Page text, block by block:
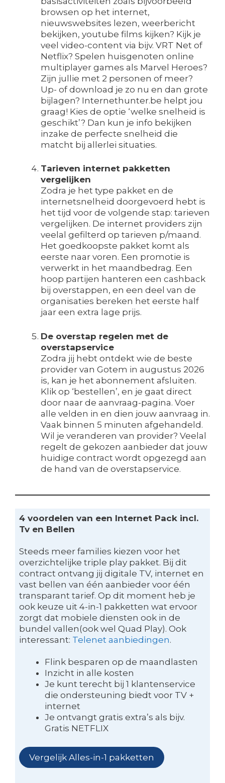
browsen op het internet,
nieuwswebsites lezen, weerbericht
bekijken, youtube films kijken? Kijk je
veel video-content via bijv. VRT Net of
Netflix? Spelen huisgenoten online
multiplayer games als Marvel Heroes?
Zijn jullie met 2 personen of meer?
Up- of download je zo nu en dan grote
bijlagen? Internethunter.be helpt jou
graag! Kies de optie ‘welke snelheid is
geschikt’? Dan kun je info bekijken
inzake de perfecte snelheid die
matcht bij allerlei situaties.
Tarieven internet pakketten
vergelijken
Zodra je het type pakket en de
internetsnelheid doorgevoerd hebt is
het tijd voor de volgende stap: tarieven
vergelijken. De internet providers zijn
veelal gefilterd op tarieven p/maand.
Het goedkoopste pakket komt als
eerste naar voren. Een promotie is
verwerkt in het maandbedrag. Een
hoop partijen hanteren een cashback
bij overstappen, en een deel van de
organisaties bereken het eerste half
jaar een extra lage prijs.
De overstap regelen met de
overstapservice
Zodra jij hebt ontdekt wie de beste
provider van Gotem in augustus 2026
is, kan je het abonnement afsluiten.
Klik op ‘bestellen’, en je gaat direct
door naar de aanvraag-pagina. Voer
alle velden in en dien jouw aanvraag in.
Vaak binnen 5 minuten afgehandeld.
Wil je veranderen van provider? Veelal
regelt de gekozen aanbieder dat jouw
huidige contract wordt opgezegd aan
de hand van de overstapservice.
4 voordelen van een Internet Pack incl.
Tv en Bellen
Steeds meer families kiezen voor het
overzichtelijke triple play pakket. Bij dit
contract ontvang jij digitale TV, internet en
vast bellen van één aanbieder voor één
transparant tarief. Op dit moment heb je
ook keuze uit 4-in-1 pakketten wat ervoor
zorgt dat mobiele diensten ook in de
bundel vallen(ook wel Quad Play). Ook
interessant: Telenet aanbiedingen.
Flink besparen op de maandlasten
Inzicht in alle kosten
Je kunt terecht bij 1 klantenservice
die ondersteuning biedt voor TV +
internet
Je ontvangt gratis extra’s als bijv.
Gratis NETFLIX
Vergelijk Alles-in-1 pakketten